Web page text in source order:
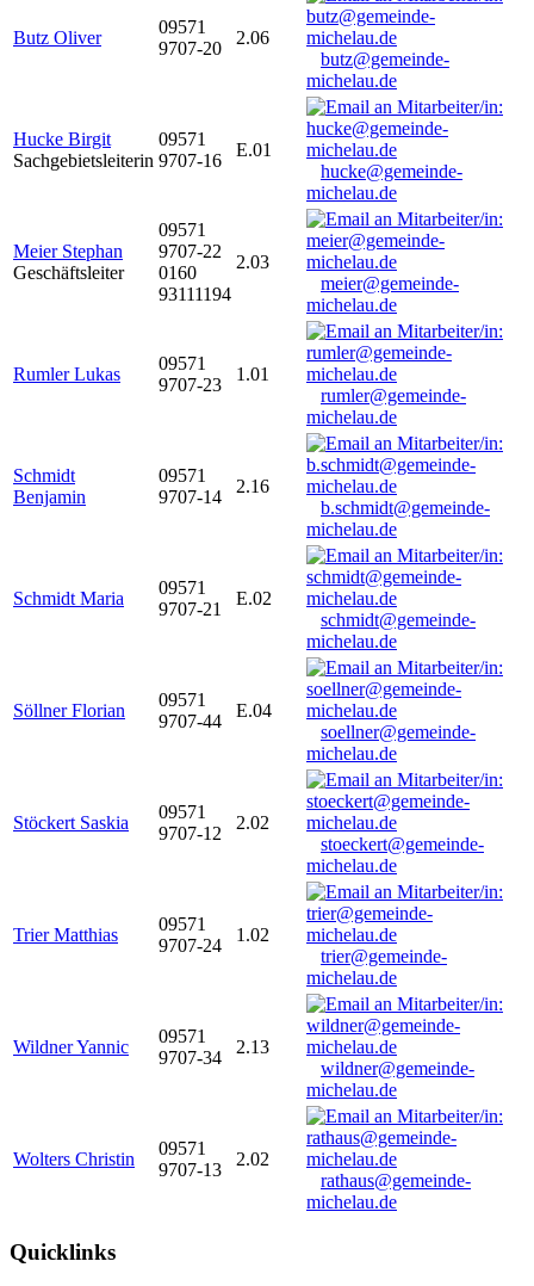
Butz Oliver
09571
9707-20
2.06
butz@gemeinde-
michelau.de
Hucke Birgit
Sachgebietsleiterin
09571
9707-16
E.01
hucke@gemeinde-
michelau.de
Meier Stephan
Geschäftsleiter
09571
9707-22
0160
93111194
2.03
meier@gemeinde-
michelau.de
Rumler Lukas
09571
9707-23
1.01
rumler@gemeinde-
michelau.de
Schmidt
Benjamin
09571
9707-14
2.16
b.schmidt@gemeinde-
michelau.de
Schmidt Maria
09571
9707-21
E.02
schmidt@gemeinde-
michelau.de
Söllner Florian
09571
9707-44
E.04
soellner@gemeinde-
michelau.de
Stöckert Saskia
09571
9707-12
2.02
stoeckert@gemeinde-
michelau.de
Trier Matthias
09571
9707-24
1.02
trier@gemeinde-
michelau.de
Wildner Yannic
09571
9707-34
2.13
wildner@gemeinde-
michelau.de
Wolters Christin
09571
9707-13
2.02
rathaus@gemeinde-
michelau.de
Quicklinks